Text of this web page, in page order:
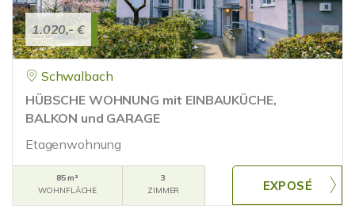
1.020,- €
Schwalbach
HÜBSCHE WOHNUNG mit EINBAUKÜCHE,
BALKON und GARAGE
Etagenwohnung
85 m²
WOHNFLÄCHE
3
ZIMMER